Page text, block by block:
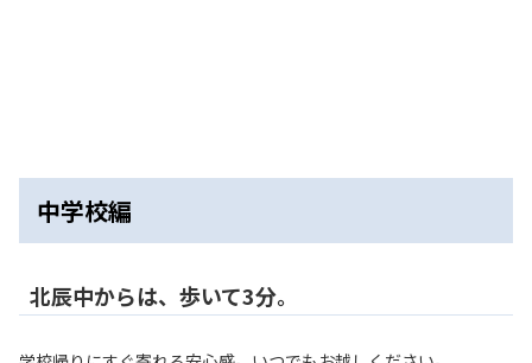
中学校編
北辰中からは、歩いて3分。